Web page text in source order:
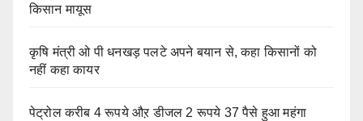
किसान मायूस
कृषि मंत्री ओ पी धनखड़ पलटे अपने बयान से, कहा किसानों को
नहीं कहा कायर
पेट्रोल करीब 4 रूपये औऱ डीजल 2 रूपये 37 पैसे हुआ महंगा